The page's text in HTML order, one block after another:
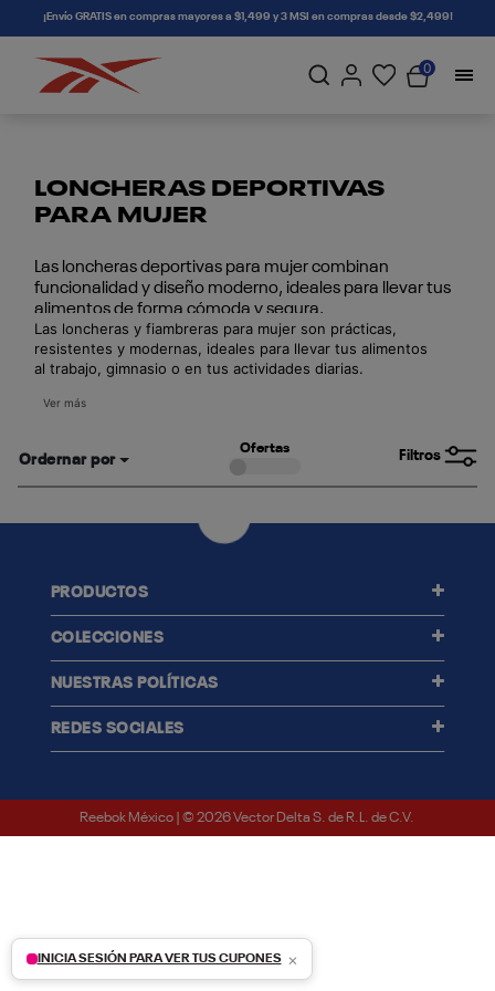
connectif¡Envío GRATIS en compras mayores a $1,499 y 3 MSI en compras desde $2,499!
0
LONCHERAS DEPORTIVAS
PARA MUJER
Las loncheras deportivas para mujer combinan
funcionalidad y diseño moderno, ideales para llevar tus
alimentos de forma cómoda y segura.
Las loncheras y fiambreras para mujer son prácticas,
resistentes y modernas, ideales para llevar tus alimentos
al trabajo, gimnasio o en tus actividades diarias.
funcionales, ofrecen comodidad y estilo en cada uso.
Ver más
Filtros
Ofertas
Ordernar por
PRODUCTOS
COLECCIONES
NUESTRAS POLÍTICAS
REDES SOCIALES
Reebok México | © 2026 Vector Delta S. de R.L. de C.V.
INICIA SESIÓN PARA VER TUS CUPONES ×